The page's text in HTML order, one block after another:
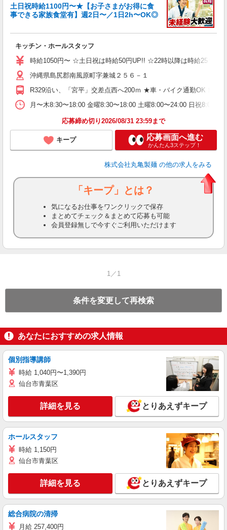
土日祝時給1100円〜★【お子さまがお得に食
事できる家族食堂有】週2日〜／1日2h〜OK◎
キッチン・ホールスタッフ
時給1050円〜 ☆土日祝は時給50円UP!! ☆22時以降は時給25％UP
沖縄県島尻郡南風原町字兼城２５６－１
R329沿い、「宮平」交差点西へ200ｍ ★車・バイク通勤OK！ガ
月〜木8:30〜18:00 金曜8:30〜18:00 土曜8:00〜24:00 日祝8:00
応募締め切り2026/08/31 23:59まで
キープ 応募画面へ進む
かんたん3ステップ！
株式会社丸亀製麺 の他の求人をみる
「キープ」とは？
気になるお仕事をワンクリックで保存
まとめてチェック＆まとめて応募も可能
会員登録無しで今すぐご利用いただけます
1／1
条件を変更して再検索
あなたにおすすめの求人情報
個別指導講師
時給 1,040円〜1,390円
仙台市青葉区
詳細を見る とりあえずキープ
ホールスタッフ
時給 1,150円
仙台市青葉区
詳細を見る とりあえずキープ
総合病院の清掃
月給 257,400円